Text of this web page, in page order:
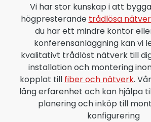
Vi har stor kunskap i att
högpresterande trådlösa
du har ett mindre kontor
konferensanläggning kan vi
kvalitativt trådlöst nätverk till
installation och montering
kopplat till fiber och nätverk.
lång erfarenhet och kan hjälpa
planering och inköp till
konfigurering